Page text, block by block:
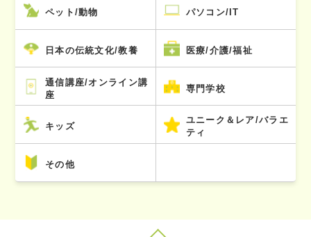
ペット/動物 パソコン/IT
日本の伝統文化/教養 医療/介護/福祉
通信講座/オンライン講
座
専門学校
キッズ
ユニーク＆レア/バラエ
ティ
その他